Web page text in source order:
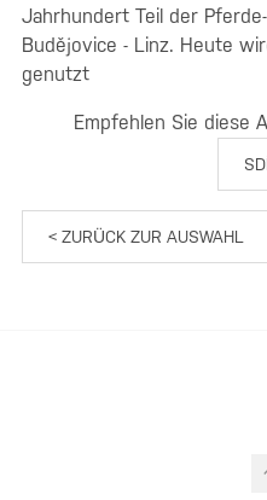
Jahrhundert Teil der
Budějovice - Linz. Heute
genutzt
Empfehlen Sie diese
< ZURÜCK ZUR AUSWAHL